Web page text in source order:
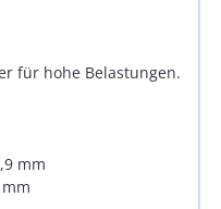
für hohe Belastungen.
mm